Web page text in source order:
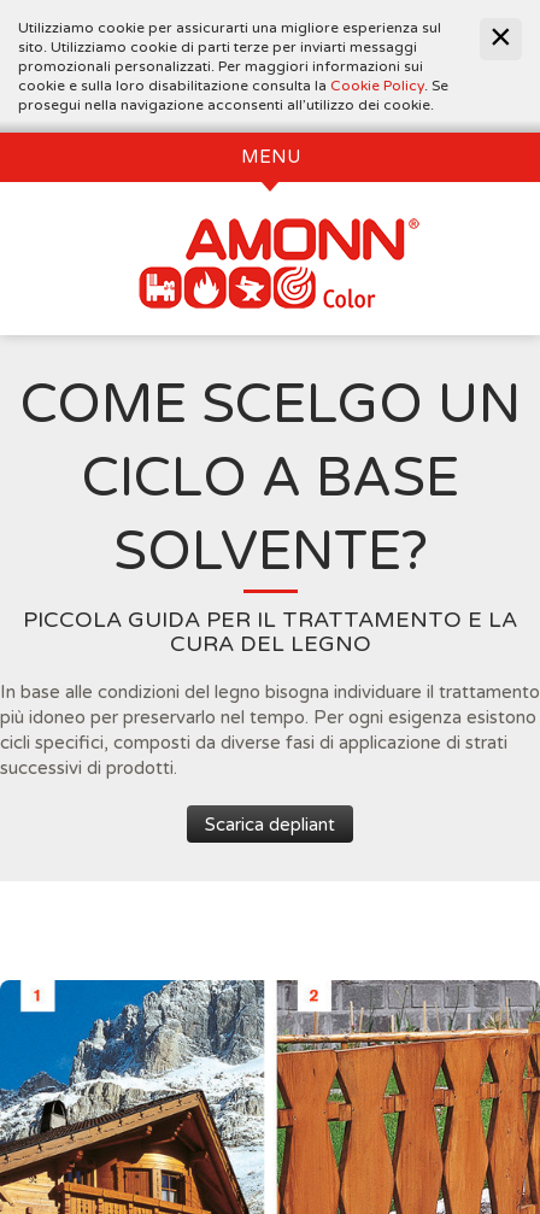
Utilizziamo cookie per assicurarti una migliore esperienza sul
sito. Utilizziamo cookie di parti terze per inviarti messaggi
promozionali personalizzati. Per maggiori informazioni sui
cookie e sulla loro disabilitazione consulta la Cookie Policy. Se
prosegui nella navigazione acconsenti all’utilizzo dei cookie.
MENU
COME SCELGO UN
CICLO A BASE
SOLVENTE?
PICCOLA GUIDA PER IL TRATTAMENTO E LA
CURA DEL LEGNO
In base alle condizioni del legno bisogna individuare il trattamento
più idoneo per preservarlo nel tempo. Per ogni esigenza esistono
cicli specifici, composti da diverse fasi di applicazione di strati
successivi di prodotti.
Scarica depliant